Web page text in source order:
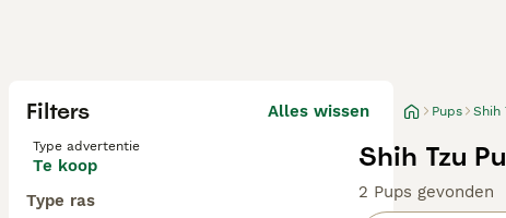
Filters Alles wissen
Type advertentie
Te koop
Type ras
Pups Shih
Shih Tzu
2 Pups gevonden